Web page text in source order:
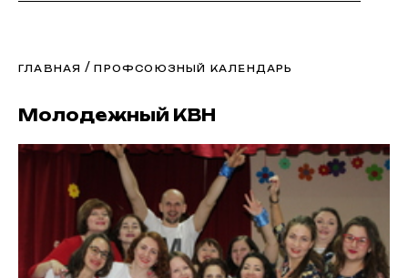
ГЛАВНАЯ /ПРОФСОЮЗНЫЙ КАЛЕНДАРЬ
Молодежный КВН